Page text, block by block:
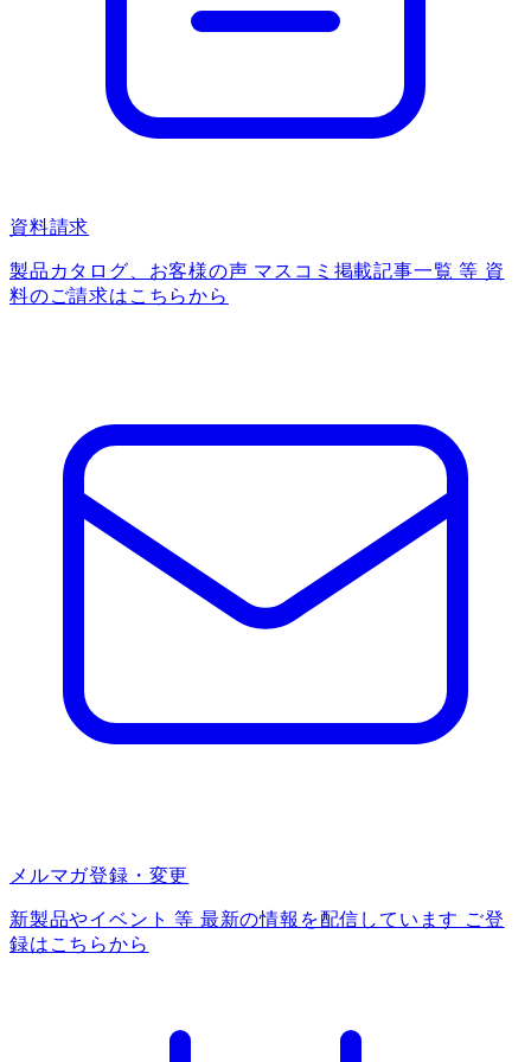
資料請求
製品カタログ、お客様の声 マスコミ掲載記事一覧 等 資
料のご請求はこちらから
メルマガ登録・変更
新製品やイベント 等 最新の情報を配信しています ご登
録はこちらから